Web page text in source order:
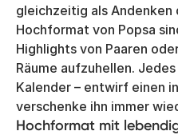
gleichzeitig als Andenken
Hochformat von Popsa
Highlights von Paaren
Räume aufzuhellen.
Kalender – entwirf einen
verschenke ihn immer
Hochformat mit